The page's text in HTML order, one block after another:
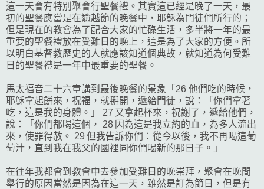
這一天會有特別聚會行聖餐禮。其實這已經是晚了一天，最
初的聖餐應當是在逾越節的晚餐中，耶穌為門徒們所行的；
但是現在的教會為了配合大家的忙碌生活，多半將一年的最
重要的聖餐禮放在受難日的晚上，這是為了大家的方便。所
以明白基督教歷史的人就應該知道個典故，就知道為何受難
日的聖餐禮是一年中最重要的聖餐。
馬太福音二十六章講到最後晚餐的景象「26 他們吃的時候，
耶穌拿起餅來，祝福，就掰開，遞給門徒，說：「你們拿著
吃，這是我的身體。」 27 又拿起杯來，祝謝了，遞給他們，
說：「你們都喝這個， 28 因為這是我立約的血，為多人流出
來，使罪得赦。 29 但我告訴你們：從今以後，我不再喝這葡
萄汁，直到我在我父的國裡同你們喝新的那日子。」
在往年我都會到教會中去參加受難日的晚崇拜，聚會在晚間
舉行的原因當然是因為在這一天，雖然是訂為節日，但是有